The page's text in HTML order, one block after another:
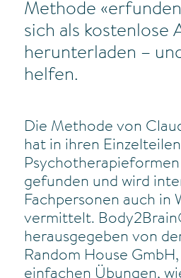
Methode
sich als kostenlose
herunterladen –
helfen.
Die Methode von
hat in ihren
Psychotherapieformen
gefunden und wird
Fachpersonen auch in
vermittelt.
herausgegeben von
Random House
einfachen Übungen,